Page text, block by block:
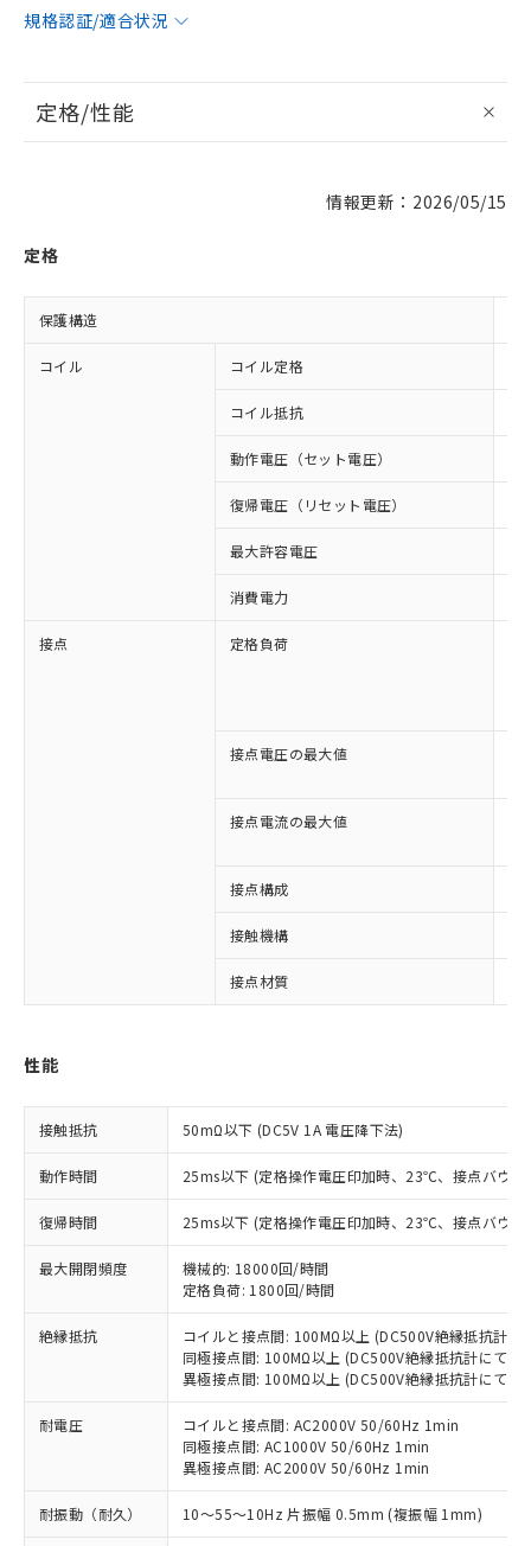
規格認証/適合状況
定格/性能
情報更新：2026/05/15
定格
保護構造
コイル コイル定格
コイル抵抗
動作電圧（セット電圧）
復帰電圧（リセット電圧）
最大許容電圧
消費電力
接点 定格負荷
接点電圧の最大値
接点電流の最大値
接点構成
接触機構
接点材質
性能
接触抵抗 50mΩ以下 (DC5V 1A 電圧降下法)
動作時間 25ms以下 (定格操作電圧印加時、23℃、接点バウン
復帰時間 25ms以下 (定格操作電圧印加時、23℃、接点バウン
最大開閉頻度
機械的: 18000回/時間
定格負荷: 1800回/時間
絶縁抵抗
コイルと接点間: 100MΩ以上 (DC500V絶縁抵抗計に
同極接点間: 100MΩ以上 (DC500V絶縁抵抗計にて)
異極接点間: 100MΩ以上 (DC500V絶縁抵抗計にて)
耐電圧
コイルと接点間: AC2000V 50/60Hz 1min
同極接点間: AC1000V 50/60Hz 1min
異極接点間: AC2000V 50/60Hz 1min
耐振動（耐久） 10～55～10Hz 片振幅 0.5mm (複振幅 1mm)
ご利用条件
以下の条件をお読みいただき、同意のうえ
ご利用ください。
本サービスは、当社制御機器事業取扱
商品の当社在庫状況および標準価格
(税抜)を提供させていただくもので
当社制御機器事業取扱商品の中には、
本サービスの対象外となる商品もある
ことをご了承ください。
在庫状況および標準価格照会結果は、
記載している更新日時点での社内デー
タに基づき作成されるものであり、閲
覧された時点での実際の在庫および標
準価格とは異なる場合があることをご
有に対応した製品に切り替える予定のある
商品です。
対応予定なし：EU RoHS指令（10物質）の
非含有に非対応の商品で、対応品を出す予
定はありません。
調査・確認中：EU RoHS指令（10物質）の
非含有の対応状況を調査中または確認中の
非該当品：ライセンス料など無形物で、有
害物質有無と関係のない商品です。
仕入先様の事情により、非含有部品として
いたものが、含有品と判明した場合などや
むを得ず変更することがあります。
*EU RoHS指令（10物質）：
鉛(Pb) 1000ppm以下、 水銀(Hg) 1000ppm以下、 カド
ミウム(Cd) 100ppm以下、
六価クロム(Cr(Ⅵ)) 1000ppm以下、ポリ臭化ビフェニル
※1 中国RoHS○×表
「○」：最大均質材料含有率が中国RoHSの
基準値以下であることを示します。
「×」：最大均質材料含有率が中国RoHSの
基準値を超えていることを示します。
「－」：未確認です。当社販売部門へお問
い合わせください。
*中国RoHS10物質の基準値 (GB/T26572)：
Pb(鉛) :1000ppm、 Hg(水銀) : 1000ppm、 Cd(カドミウ
当社は、これら貴社製品のうち、外国
為替および外国貿易法に定める商品
（以下｢規制貨物等」という）を輸出
または国外への提供する場合は、日本
国政府の輸出許可(または役務取引許
可)を取得するなどの必要な手続きを
号
説明